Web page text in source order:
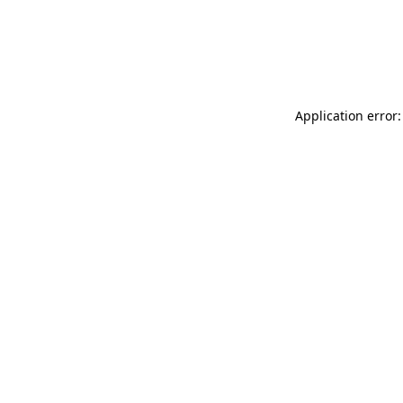
Application